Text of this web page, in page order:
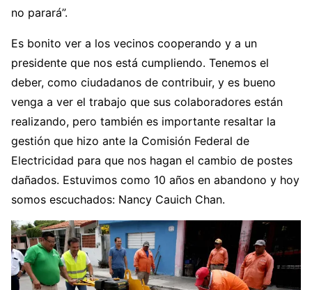
no parará”.
Es bonito ver a los vecinos cooperando y a un
presidente que nos está cumpliendo. Tenemos el
deber, como ciudadanos de contribuir, y es bueno
venga a ver el trabajo que sus colaboradores están
realizando, pero también es importante resaltar la
gestión que hizo ante la Comisión Federal de
Electricidad para que nos hagan el cambio de postes
dañados. Estuvimos como 10 años en abandono y hoy
somos escuchados: Nancy Cauich Chan.